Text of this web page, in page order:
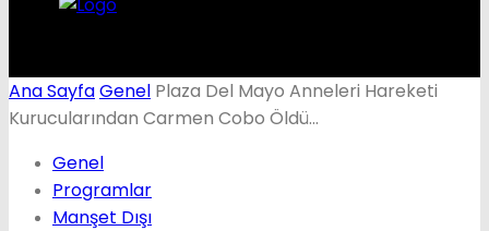
Ana SayfaGenel Plaza Del Mayo Anneleri Hareketi
Kurucularından Carmen Cobo Öldü…
Genel
Programlar
Manşet Dışı